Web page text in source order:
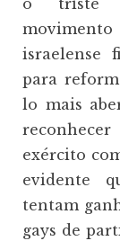
o triste
israelense
para
lo mais
exército
evidente
tentam
gays de